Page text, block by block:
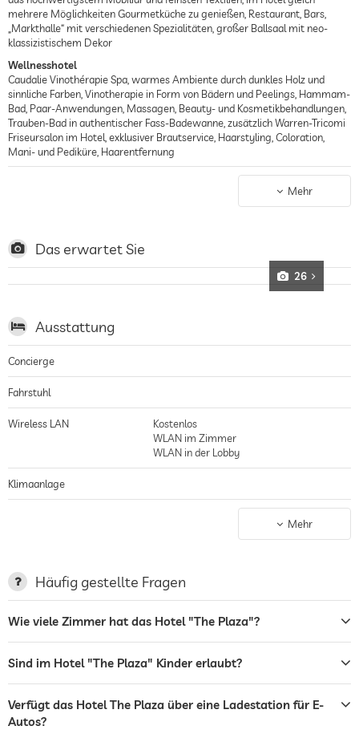
mehrere Möglichkeiten Gourmetküche zu genießen, Restaurant, Bars,
„Markthalle“ mit verschiedenen Spezialitäten, großer Ballsaal mit neo-
klassizistischem Dekor
Wellnesshotel
Caudalie Vinothérapie Spa, warmes Ambiente durch dunkles Holz und
sinnliche Farben, Vinotherapie in Form von Bädern und Peelings, Hammam-
Bad, Paar-Anwendungen, Massagen, Beauty- und Kosmetikbehandlungen,
Trauben-Bad in authentischer Fass-Badewanne, zusätzlich Warren-Tricomi
Friseursalon im Hotel, exklusiver Brautservice, Haarstyling, Coloration,
Mani- und Pediküre, Haarentfernung
Direkt an der weltberühmten 5th Avenue gelegen, eine der teuersten
Einkaufsstraßen der Welt, auf der sich Sightseeing-Hotspots wie das
befahrbaren Eislaufbahn befinden, der Central Park Zoo liegt mit nicht
mehr als 500 m Distanz direkt um die Ecke, in 800 m erreicht man die
legendäre Radio City Music Hall, gute Verkehrsanbindung durch die U-Bahn
Haltestelle 5 Av/ 59 St mit den Linien N, Q und R, weiter bis nach Queens,
Historisches Hotel
Renaissance-Außenfassade, der luxuriösen und palastähnlichen
Innenausstattung mit anfangs über 1500 Kristallleuchtern und dem
weltbekannte Autoren, Schauspieler und reiche Unternehmerfamilien,
Truman Capote, außerdem bot das Plaza über Jahrzehnte hinweg Kulisse
für Filme wie „Der große Gatsby“, „Schlaflos in Seattle“ oder Hitchcocks
Mehr
Das erwartet Sie
26
Ausstattung
Concierge
Fahrstuhl
Wireless LAN
Kostenlos
WLAN im Zimmer
WLAN in der Lobby
Klimaanlage
Ladestation für Elektroautos
Wäscheservice
Restaurant
Rezeption
Mehr
Häufig gestellte Fragen
Wie viele Zimmer hat das Hotel "The Plaza"?
Sind im Hotel "The Plaza" Kinder erlaubt?
Verfügt das Hotel The Plaza über eine Ladestation für E-
Autos?